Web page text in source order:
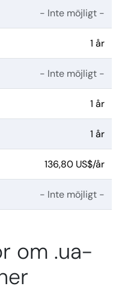
- Inte möjligt -
1 år
- Inte möjligt -
1 år
1 år
136,80 US$/år
- Inte möjligt -
om .ua-